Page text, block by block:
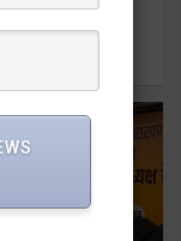
की तैयारी